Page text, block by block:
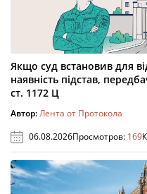
Якщо суд встановив для
наявність підстав,
ст. 1172 Ц
Автор:Лента от Протокола
06.08.2026Просмотров: 169